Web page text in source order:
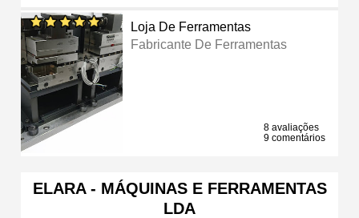
Loja De Ferramentas
Fabricante De Ferramentas
8 avaliações
9 comentários
ELARA - MÁQUINAS E FERRAMENTAS
LDA